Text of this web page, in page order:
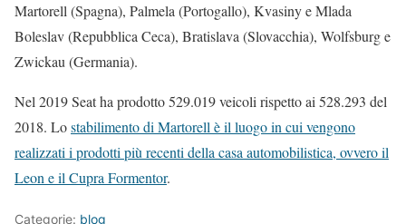
Martorell (Spagna), Palmela (Portogallo), Kvasiny e Mlada
Boleslav (Repubblica Ceca), Bratislava (Slovacchia), Wolfsburg e
Zwickau (Germania).
Nel 2019 Seat ha prodotto 529.019 veicoli rispetto ai 528.293 del
2018. Lostabilimento di Martorell è il luogo in cui vengono
realizzati i prodotti più recenti della casa automobilistica, ovvero il
Leon e il Cupra Formentor.
Categorie: blog